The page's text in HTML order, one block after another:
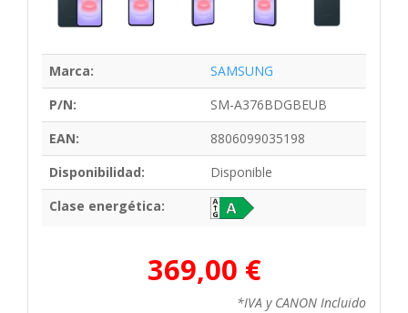
Marca:
SAMSUNG
P/N:
SM-A376BDGBEUB
EAN:
8806099035198
Disponibilidad:
Disponible
Clase energética:
369,00 €
*IVA y CANON Incluido